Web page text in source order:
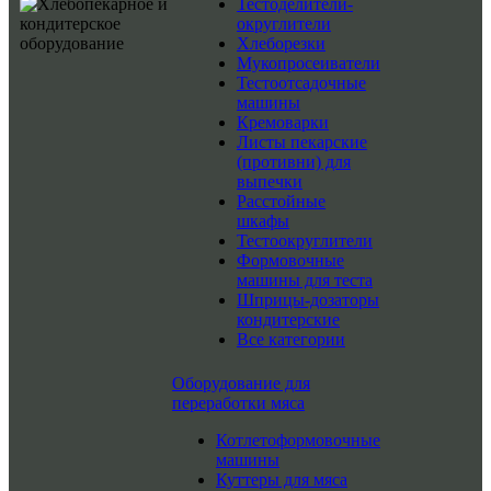
Тестоделители-
округлители
Хлеборезки
Мукопросеиватели
Тестоотсадочные
машины
Кремоварки
Листы пекарские
(противни) для
выпечки
Расстойные
шкафы
Тестоокруглители
Формовочные
машины для теста
Шприцы-дозаторы
кондитерские
Все категории
Оборудование для
переработки мяса
Котлетоформовочные
машины
Куттеры для мяса